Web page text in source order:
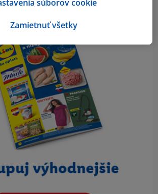
Zamietnuť všetky
súborov cookie